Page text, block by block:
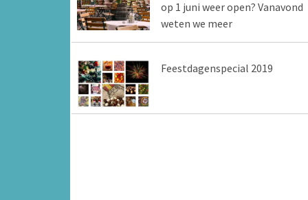
op 1 juni weer open? Vanavond
weten we meer
Feestdagenspecial 2019